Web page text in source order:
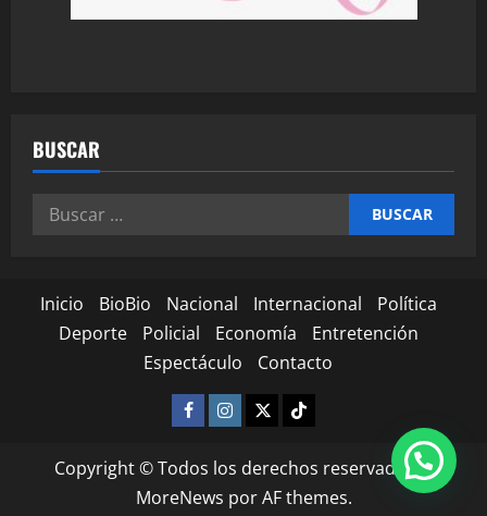
BUSCAR
Inicio BioBio Nacional Internacional
Política
Deporte
Policial Economía
Entretención
Espectáculo
Contacto
Copyright © Todos los derechos reservados.|
MoreNews por AF themes.